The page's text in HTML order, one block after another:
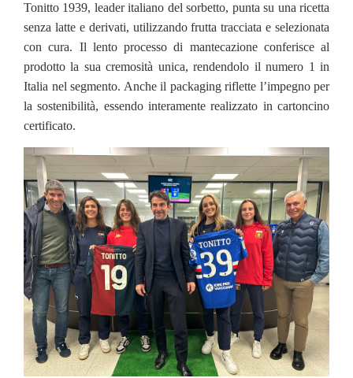
Tonitto 1939, leader italiano del sorbetto, punta su una ricetta
senza latte e derivati, utilizzando frutta tracciata e selezionata
con cura. Il lento processo di mantecazione conferisce al
prodotto la sua cremosità unica, rendendolo il numero 1 in
Italia nel segmento. Anche il packaging riflette l’impegno per
la sostenibilità, essendo interamente realizzato in cartoncino
certificato.